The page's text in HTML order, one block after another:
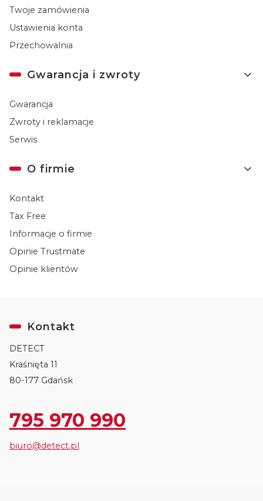
Twoje zamówienia
Ustawienia konta
Przechowalnia
Gwarancja i zwroty
Gwarancja
Zwroty i reklamacje
Serwis
O firmie
Kontakt
Tax Free
Informacje o firmie
Opinie Trustmate
Opinie klientów
Kontakt
DETECT
Kraśnięta 11
80-177 Gdańsk
795 970 990
biuro@detect.pl